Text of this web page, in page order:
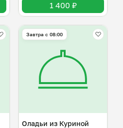
1 400 ₽
Завтра c 08:00
Оладьи из Куриной